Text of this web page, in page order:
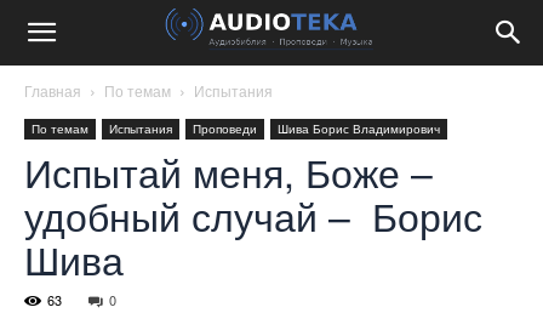
Главная По темам Испытания
По темам Испытания Проповеди Шива Борис Владимирович
Испытай меня, Боже –
удобный случай – Борис
Шива
63 0